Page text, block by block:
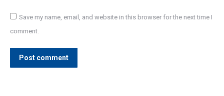
Save my name, email, and website in this browser for the next time I
comment.
Post comment